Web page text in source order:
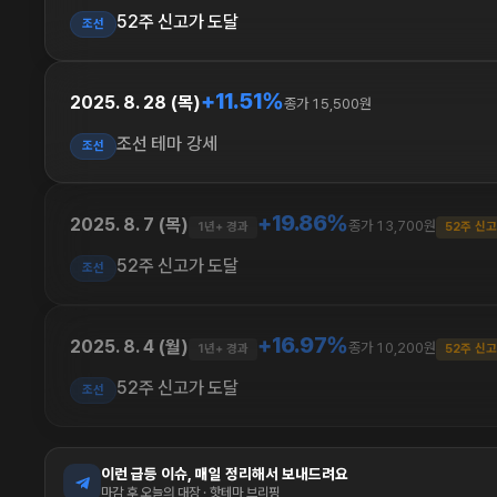
조선 52주 신고가 도달
2025. 8. 28 (목)+11.51%종가 15,500원
조선 조선 테마 강세
2025. 8. 7 (목) 1년+ 경과 +19.86%종가 13,700원 52주 신
조선 52주 신고가 도달
2025. 8. 4 (월) 1년+ 경과 +16.97%종가 10,200원 52주 신
조선 52주 신고가 도달
이런 급등 이슈, 매일 정리해서 보내드려요
마감 후 오늘의 대장 · 핫테마 브리핑